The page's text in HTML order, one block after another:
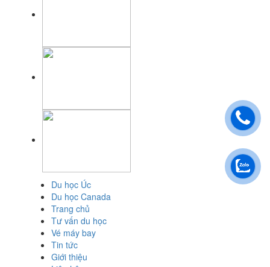
Du học Úc
Du học Canada
Trang chủ
Tư vấn du học
Vé máy bay
Tin tức
Giới thiệu